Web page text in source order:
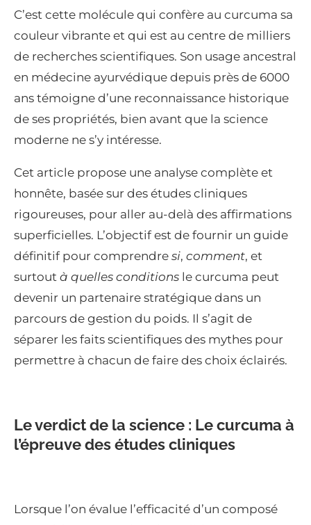
C’est cette molécule qui confère au curcuma sa
couleur vibrante et qui est au centre de milliers
de recherches scientifiques. Son usage ancestral
en médecine ayurvédique depuis près de 6000
ans témoigne d’une reconnaissance historique
de ses propriétés, bien avant que la science
moderne ne s’y intéresse.
Cet article propose une analyse complète et
honnête, basée sur des études cliniques
rigoureuses, pour aller au-delà des affirmations
superficielles. L’objectif est de fournir un guide
définitif pour comprendre si, comment, et
surtout à quelles conditions le curcuma peut
devenir un partenaire stratégique dans un
parcours de gestion du poids. Il s’agit de
séparer les faits scientifiques des mythes pour
permettre à chacun de faire des choix éclairés.
Le verdict de la science : Le curcuma à
l’épreuve des études cliniques
Lorsque l’on évalue l’efficacité d’un composé